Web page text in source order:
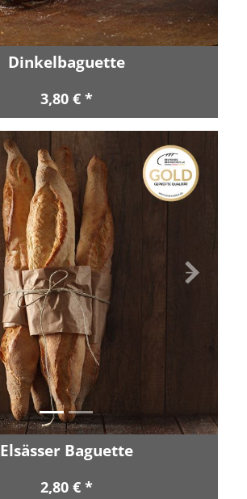
Dinkelbaguette
3,80 € *
Vor
Elsässer Baguette
2,80 € *